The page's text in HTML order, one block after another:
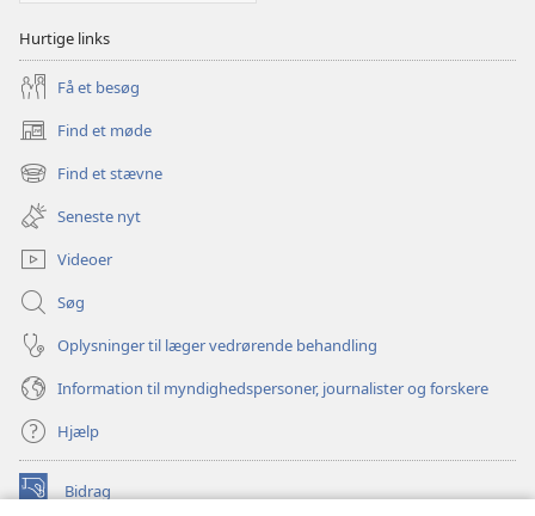
Hurtige links
Få et besøg
Find et møde
(åbner
nyt
vindue)
Find et stævne
(åbner
nyt
vindue)
Seneste nyt
Videoer
Søg
Oplysninger til læger vedrørende behandling
Information til myndighedspersoner, journalister og forskere
Hjælp
Bidrag
(åbner